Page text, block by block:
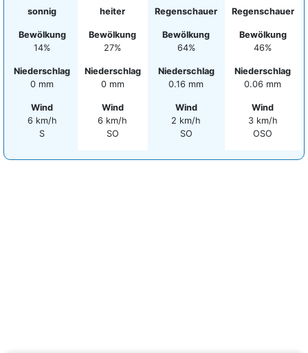
sonnig
Bewölkung
14%
Niederschlag
0 mm
Wind
6 km/h
S
heiter
Bewölkung
27%
Niederschlag
0 mm
Wind
6 km/h
SO
Regenschauer
Bewölkung
64%
Niederschlag
0.16 mm
Wind
2 km/h
SO
Regenschauer
Bewölkung
46%
Niederschlag
0.06 mm
Wind
3 km/h
OSO